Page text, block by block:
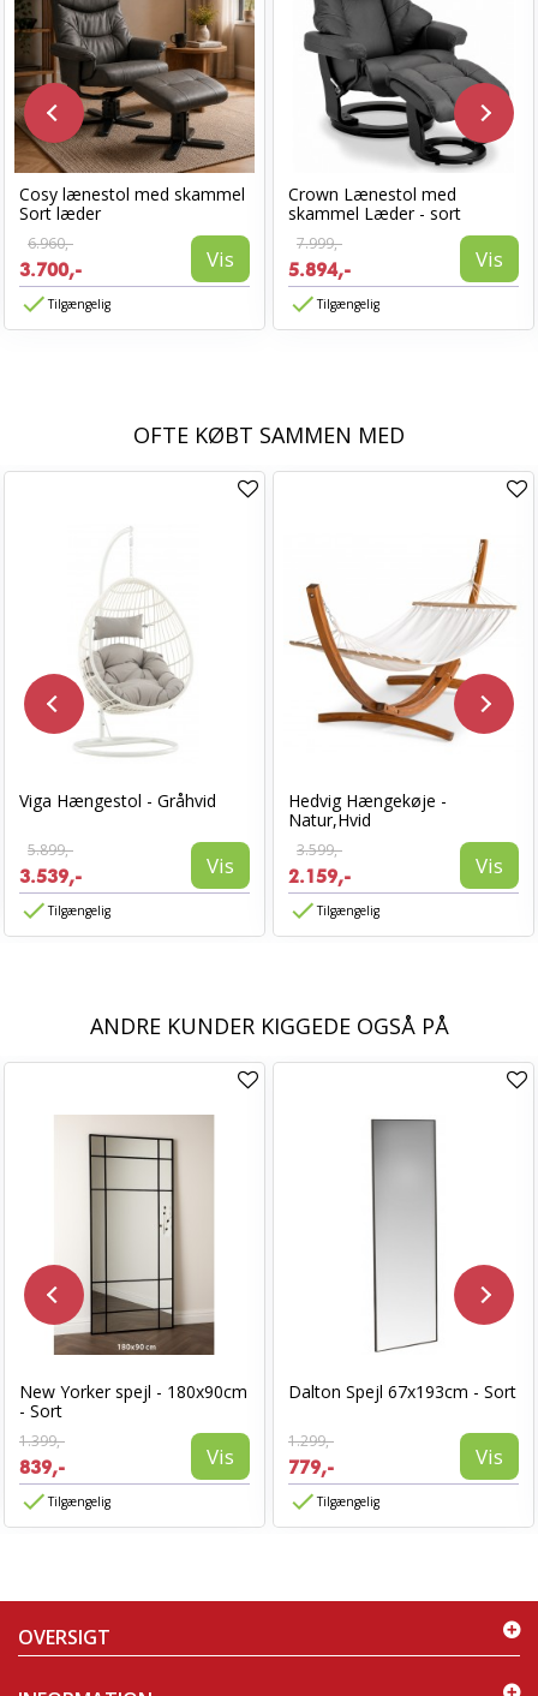
Cosy lænestol med skammel
Sort læder
6.960,-
3.700,- Vis
Tilgængelig
Crown Lænestol med
skammel Læder - sort
7.999,-
5.894,- Vis
Tilgængelig
OFTE KØBT SAMMEN MED
Viga Hængestol - Gråhvid
5.899,-
3.539,- Vis
Tilgængelig
Hedvig Hængekøje -
Natur,Hvid
3.599,-
2.159,- Vis
Tilgængelig
ANDRE KUNDER KIGGEDE OGSÅ PÅ
New Yorker spejl - 180x90cm
- Sort
1.399,-
839,- Vis
Tilgængelig
Dalton Spejl 67x193cm - Sort
1.299,-
779,- Vis
Tilgængelig
OVERSIGT